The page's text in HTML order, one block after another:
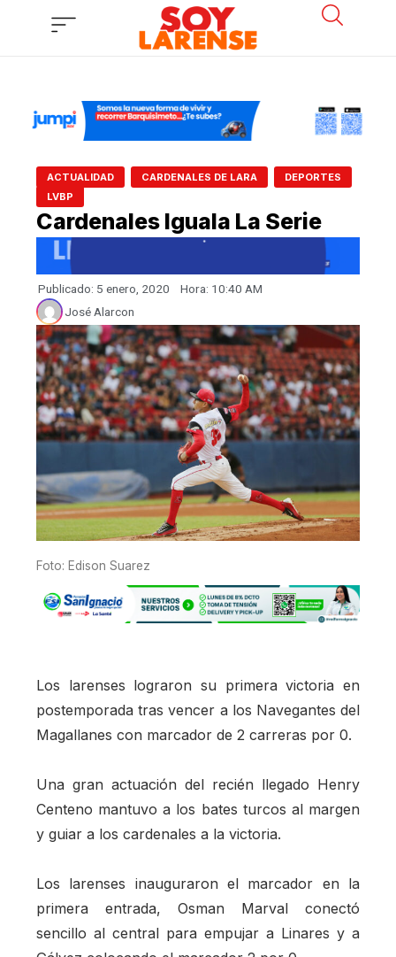
ACTUALIDAD CARDENALES DE LARA DEPORTES
LVBP
Cardenales Iguala La Serie
Publicado: 5 enero, 2020 Hora: 10:40 AM
José Alarcon
Foto: Edison Suarez
Los larenses lograron su primera victoria en
postemporada tras vencer a los Navegantes del
Magallanes con marcador de 2 carreras por 0.
Una gran actuación del recién llegado Henry
Centeno mantuvo a los bates turcos al margen
y guiar a los cardenales a la victoria.
Los larenses inauguraron el marcador en la
primera entrada, Osman Marval conectó
sencillo al central para empujar a Linares y a